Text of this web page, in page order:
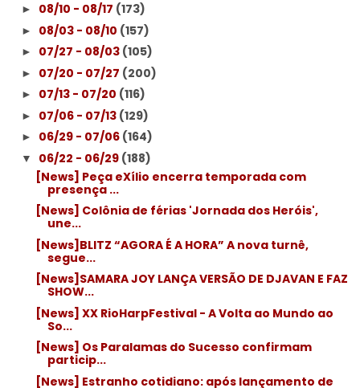
► 08/10 - 08/17 (173)
► 08/03 - 08/10 (157)
► 07/27 - 08/03 (105)
► 07/20 - 07/27 (200)
► 07/13 - 07/20 (116)
► 07/06 - 07/13 (129)
► 06/29 - 07/06 (164)
▼ 06/22 - 06/29 (188)
[News] Peça eXílio encerra temporada com
presença ...
[News] Colônia de férias 'Jornada dos Heróis',
une...
[News]BLITZ “AGORA É A HORA” A nova turnê,
segue...
[News]SAMARA JOY LANÇA VERSÃO DE DJAVAN E FAZ
SHOW...
[News] XX RioHarpFestival - A Volta ao Mundo ao
So...
[News] Os Paralamas do Sucesso confirmam
particip...
[News] Estranho cotidiano: após lançamento de